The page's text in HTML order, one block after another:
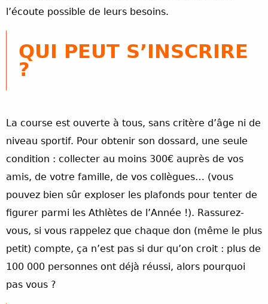
l’écoute possible de leurs besoins.
QUI PEUT S’INSCRIRE
?
La course est ouverte à tous, sans critère d’âge ni de
niveau sportif. Pour obtenir son dossard, une seule
condition : collecter au moins 300€ auprès de vos
amis, de votre famille, de vos collègues… (vous
pouvez bien sûr exploser les plafonds pour tenter de
figurer parmi les Athlètes de l’Année !). Rassurez-
vous, si vous rappelez que chaque don (même le plus
petit) compte, ça n’est pas si dur qu’on croit : plus de
100 000 personnes ont déjà réussi, alors pourquoi
pas vous ?